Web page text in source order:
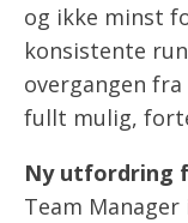
og ikke minst
konsistente
overgangen
fullt mulig,
Ny utfordring
Team